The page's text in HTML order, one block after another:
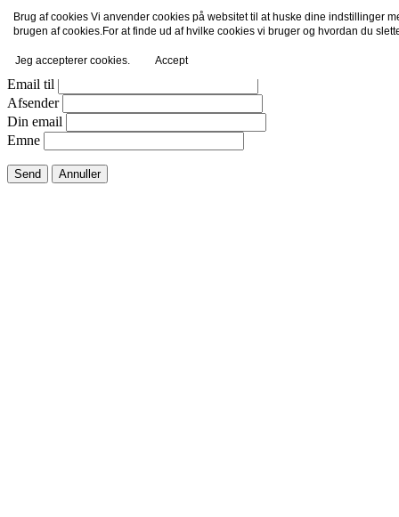
Email dette link til en ven.
Luk vindue
Email til
Afsender
Din email
Emne
Send Annuller
Brug af cookies Vi anvender cookies på websitet til at huske dine indstillinger
brugen af cookies.For at finde ud af hvilke cookies vi bruger og hvordan du
Jeg accepterer cookies. Accept